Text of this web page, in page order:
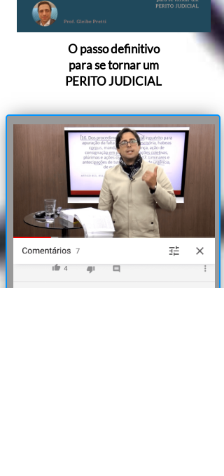
VIDEO 4
O passo definitivo
para se tornar um
PERITO JUDICIAL
I loved this product, the
application is limitless and the
support is great. Defnitly worth a